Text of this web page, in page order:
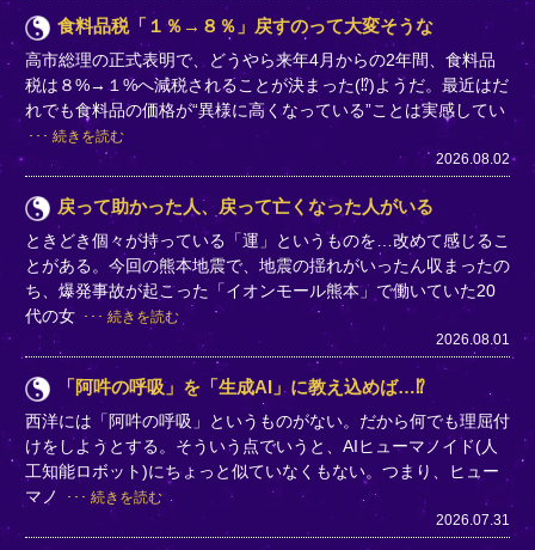
食料品税「１％→８％」戻すのって大変そうな
高市総理の正式表明で、どうやら来年4月からの2年間、食料品
税は８%→１%へ減税されることが決まった(⁉)ようだ。最近はだ
れでも食料品の価格が“異様に高くなっている”ことは実感してい
続きを読む
2026.08.02
戻って助かった人、戻って亡くなった人がいる
ときどき個々が持っている「運」というものを…改めて感じるこ
とがある。今回の熊本地震で、地震の揺れがいったん収まったの
ち、爆発事故が起こった「イオンモール熊本」で働いていた20
代の女
続きを読む
2026.08.01
「阿吽の呼吸」を「生成AI」に教え込めば…⁉
西洋には「阿吽の呼吸」というものがない。だから何でも理屈付
けをしようとする。そういう点でいうと、AIヒューマノイド(人
工知能ロボット)にちょっと似ていなくもない。つまり、ヒュー
マノ
続きを読む
2026.07.31